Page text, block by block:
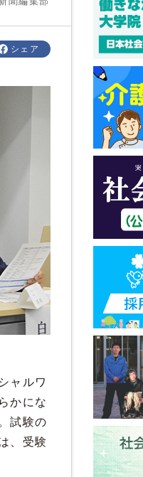
シェア
ャルワ
かにな
試験の
、受験